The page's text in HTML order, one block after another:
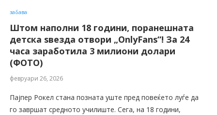
забава
Штом наполни 18 години, поранешната
детска ѕвезда отвори „OnlyFans“! За 24
часа заработила 3 милиони долари
(ФОТО)
февруари 26, 2026
Пајпер Рокел стана позната уште пред повеќето луѓе да
го завршат средното училиште. Сега, на 18 години,